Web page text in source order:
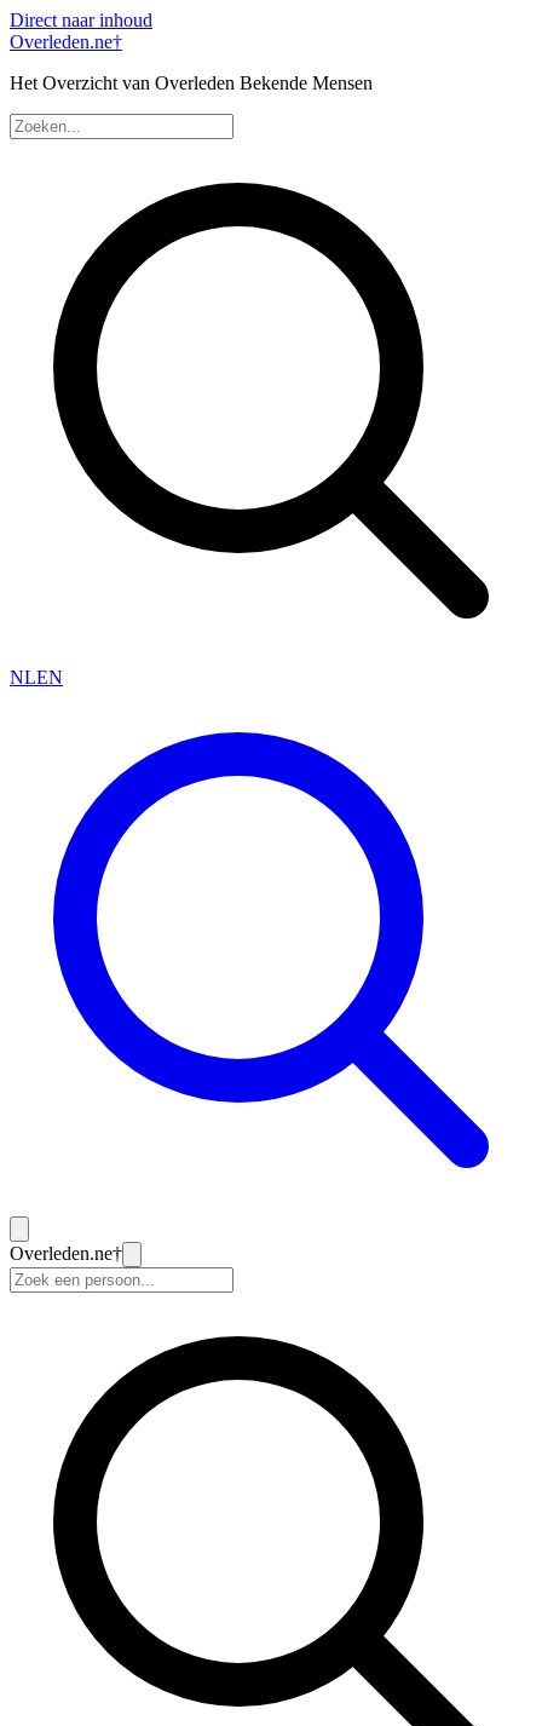
Direct naar inhoud
Overleden.ne†
Het Overzicht van Overleden Bekende Mensen
NLEN
Overleden.ne†